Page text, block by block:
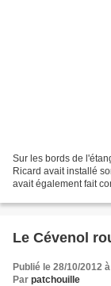
Sur les bords de
Ricard avait installé
avait également fait
Le Cévenol
Publié le 28/10/2012
Par patchouille